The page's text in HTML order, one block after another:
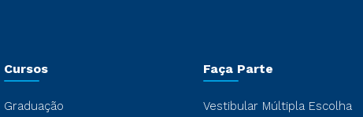
Cursos
Graduação
Faça Parte
Vestibular Múltipla Escolha